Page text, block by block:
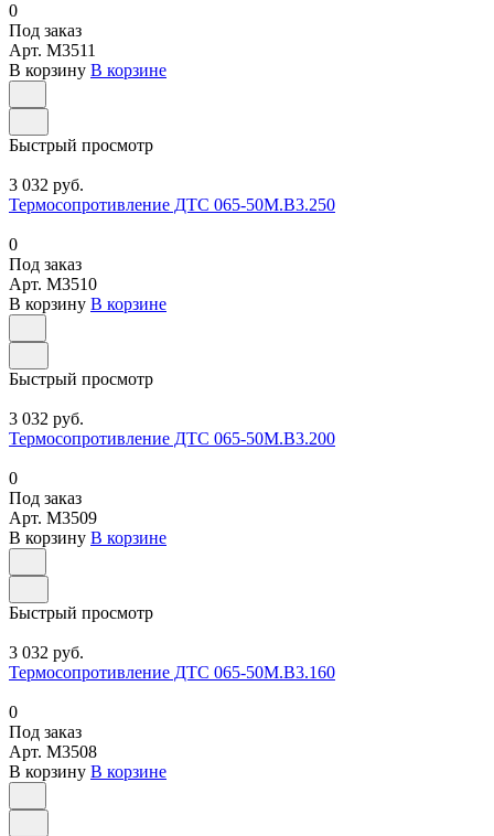
0
Под заказ
Арт. M3511
В корзину В корзине
Быстрый просмотр
3 032 руб.
Термосопротивление ДТС 065-50М.В3.250
0
Под заказ
Арт. M3510
В корзину В корзине
Быстрый просмотр
3 032 руб.
Термосопротивление ДТС 065-50М.В3.200
0
Под заказ
Арт. M3509
В корзину В корзине
Быстрый просмотр
3 032 руб.
Термосопротивление ДТС 065-50М.В3.160
0
Под заказ
Арт. M3508
В корзину В корзине